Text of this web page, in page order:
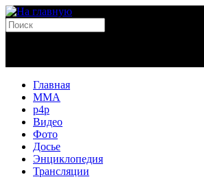
Главная
MMA
p4p
Видео
Фото
Досье
Энциклопедия
Трансляции